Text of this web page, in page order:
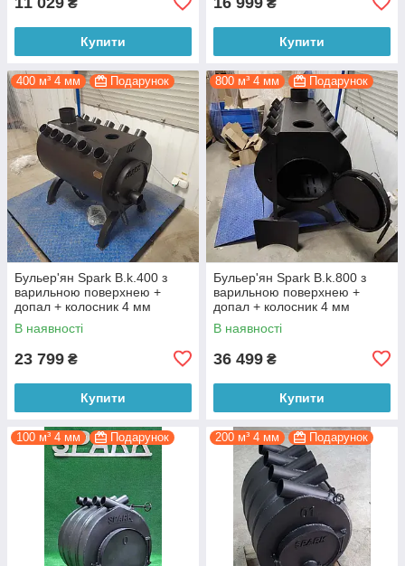
Купити Купити
400 м³ 4 мм Подарунок
Бульер'ян Spark B.k.400 з
варильною поверхнею +
допал + колосник 4 мм
В наявності
23 799 ₴
Купити
800 м³ 4 мм Подарунок
Бульер'ян Spark B.k.800 з
варильною поверхнею +
допал + колосник 4 мм
В наявності
36 499 ₴
Купити
100 м³ 4 мм Подарунок 200 м³ 4 мм Подарунок